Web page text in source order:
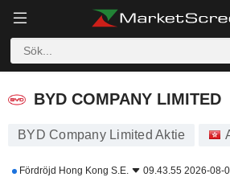
BYD COMPANY LIMITED
BYD COMPANY LIMITED
BYD Company Limited Aktie
Fördröjd Hong Kong S.E. 09.43.55 2026-08-